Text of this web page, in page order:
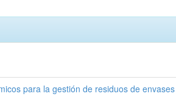
para la gestión de residuos de envases